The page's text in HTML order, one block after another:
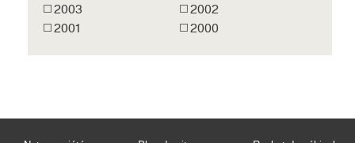
2003
2002
2001
2000